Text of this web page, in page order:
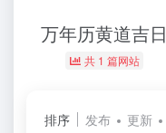
万年历黄道吉日
共 1 篇网站
排序 发布 更新